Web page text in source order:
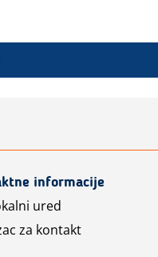
informacije
ured
za kontakt